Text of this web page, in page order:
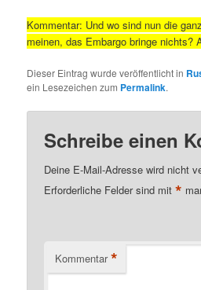
Kommentar: Und wo sind nun die
meinen, das Embargo bringe nichts?
Dieser Eintrag wurde veröffentlicht in
ein Lesezeichen zum Permalink.
Schreibe einen
Deine E-Mail-Adresse wird nicht
Erforderliche Felder sind mit*
Kommentar *